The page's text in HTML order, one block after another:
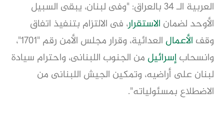
العربية الـ 34 بالعراق: "وفى لبنان، يبقى السبيل
الأوحد لضمان الاستقرار، فى الالتزام بتنفيذ اتفاق
وقف الأعمال
العدائية، وقرار مجلس الأمن رقم "1701"،
وانسحابإسرائيل من الجنوب اللبنانى، واحترام سيادة
لبنان على أراضيه، وتمكين الجيش اللبنانى من
الاضطلاع بمسئولياته".